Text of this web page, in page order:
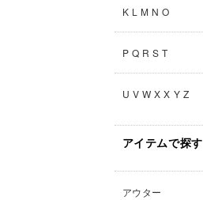
K L M N O
P Q R S T
U V W X X Y Z
アイテムで探す
アウター